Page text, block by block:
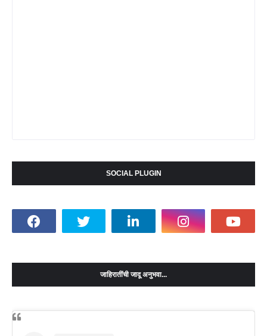
SOCIAL PLUGIN
जाहिरातींची जादू अनुभवा...